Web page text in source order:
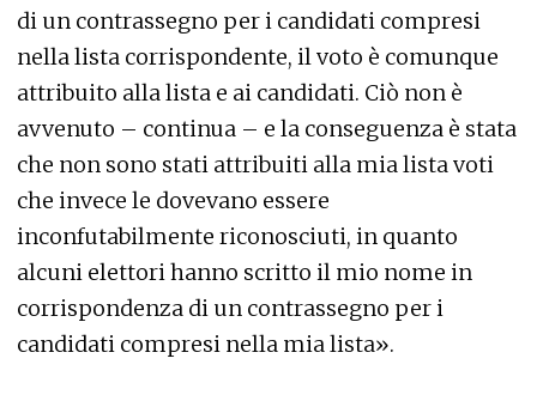
di un contrassegno per i candidati compresi
nella lista corrispondente, il voto è comunque
attribuito alla lista e ai candidati. Ciò non è
avvenuto – continua – e la conseguenza è stata
che non sono stati attribuiti alla mia lista voti
che invece le dovevano essere
inconfutabilmente riconosciuti, in quanto
alcuni elettori hanno scritto il mio nome in
corrispondenza di un contrassegno per i
candidati compresi nella mia lista».